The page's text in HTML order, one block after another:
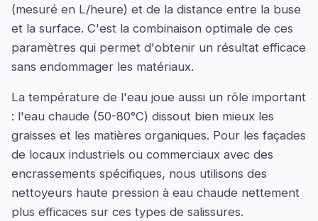
(mesuré en L/heure) et de la distance entre la buse
et la surface. C'est la combinaison optimale de ces
paramètres qui permet d'obtenir un résultat efficace
sans endommager les matériaux.
La température de l'eau joue aussi un rôle important
: l'eau chaude (50-80°C) dissout bien mieux les
graisses et les matières organiques. Pour les façades
de locaux industriels ou commerciaux avec des
encrassements spécifiques, nous utilisons des
nettoyeurs haute pression à eau chaude nettement
plus efficaces sur ces types de salissures.